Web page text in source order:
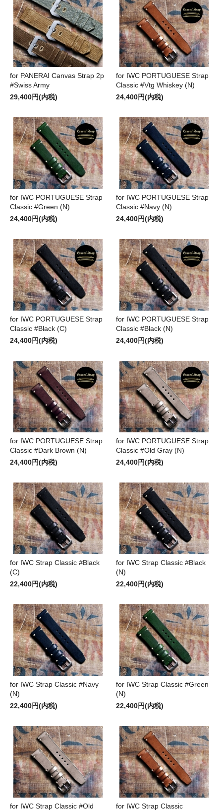
for PANERAI Canvas Strap 2p
#Swiss Army
29,400円(内税)
for IWC PORTUGUESE Strap
Classic #Vtg Whiskey (N)
24,400円(内税)
for IWC PORTUGUESE Strap
Classic #Green (N)
24,400円(内税)
for IWC PORTUGUESE Strap
Classic #Navy (N)
24,400円(内税)
for IWC PORTUGUESE Strap
Classic #Black (C)
24,400円(内税)
for IWC PORTUGUESE Strap
Classic #Black (N)
24,400円(内税)
for IWC PORTUGUESE Strap
Classic #Dark Brown (N)
24,400円(内税)
for IWC PORTUGUESE Strap
Classic #Old Gray (N)
24,400円(内税)
for IWC Strap Classic #Black
(C)
22,400円(内税)
for IWC Strap Classic #Black
(N)
22,400円(内税)
for IWC Strap Classic #Navy
(N)
22,400円(内税)
for IWC Strap Classic #Green
(N)
22,400円(内税)
for IWC Strap Classic #Old
for IWC Strap Classic